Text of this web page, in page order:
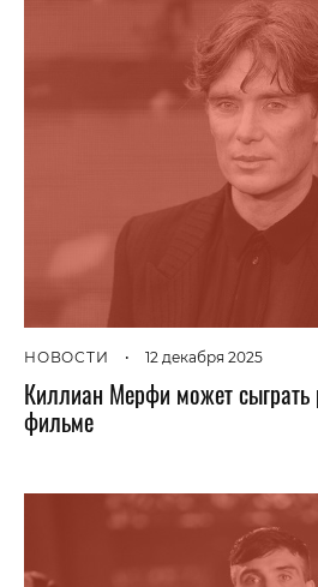
НОВОСТИ • 12 декабря 2025
Киллиан Мерфи может сыграть
фильме